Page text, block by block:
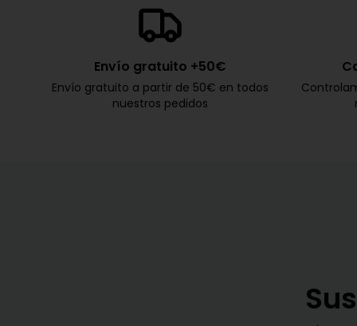
Envío gratuito +50€
Envío gratuito a partir de 50€ en todos
nuestros pedidos